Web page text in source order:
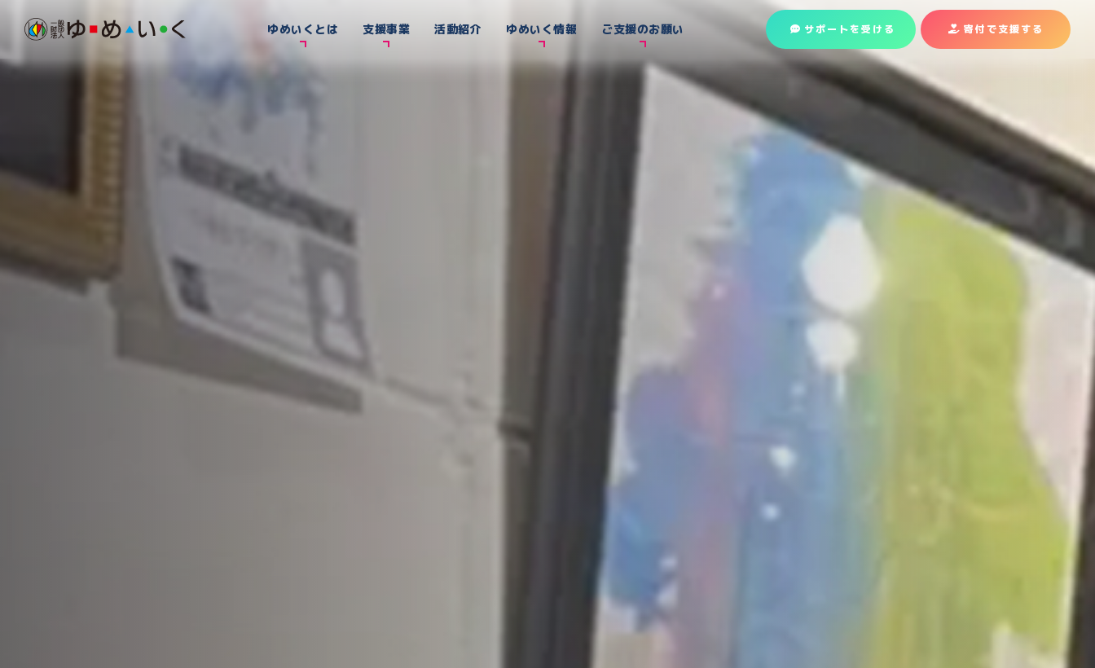
ゆめいくとは 支援事業 活動紹介 ゆめいく情報 ご支援のお願い サポートを受ける 寄付で支援 する